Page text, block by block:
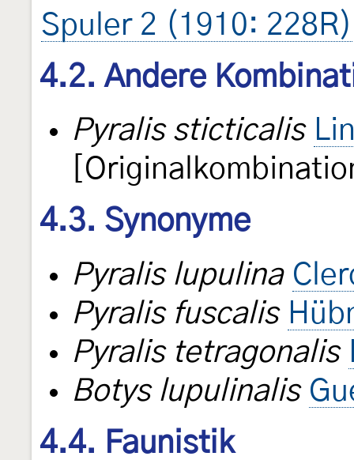
Spuler 2 (1910: 228R)
4.2. Andere
Pyralis sticticalis
4.3. Synonyme
Pyralis lupulina
Pyralis fuscalis
Pyralis tetragonalis
Botys lupulinalis
4.4. Faunistik